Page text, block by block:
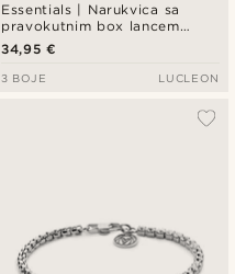
Essentials | Narukvica sa
pravokutnim box lancem
srebrne boje, 3 mm
34,95 €
3 BOJE LUCLEON